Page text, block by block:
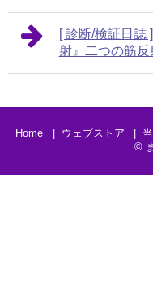
[ 診断/検証日誌
射』二つの筋反
Home ウェブストア
©